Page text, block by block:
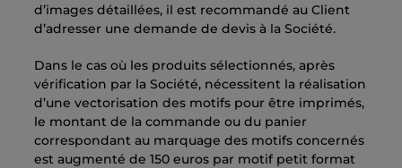
d’images détaillées, il est recommandé au Client
d’adresser une demande de devis à la Société.
Dans le cas où les produits sélectionnés, après
vérification par la Société, nécessitent la réalisation
d’une vectorisation des motifs pour être imprimés,
le montant de la commande ou du panier
correspondant au marquage des motifs concernés
est augmenté de 150 euros par motif petit format